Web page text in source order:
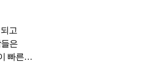
고
은
빠른